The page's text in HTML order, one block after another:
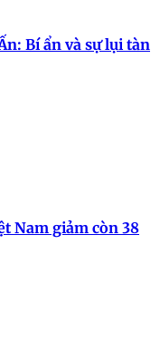
Bí ẩn và sự lụi tàn
Nam giảm còn 38